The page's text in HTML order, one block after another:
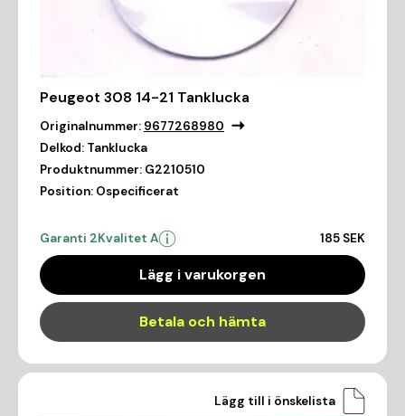
Peugeot 308 14-21 Tanklucka
Originalnummer: 9677268980
Delkod: Tanklucka
Produktnummer: G2210510
Position: Ospecificerat
Garanti 2Kvalitet A 185 SEK
Lägg i varukorgen
Betala och hämta
Lägg till i önskelista